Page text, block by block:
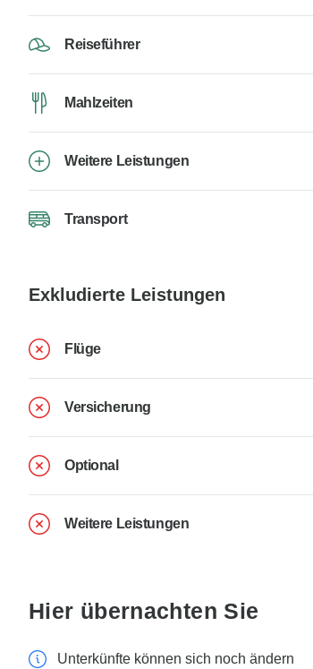
Reiseführer
Mahlzeiten
Weitere Leistungen
Transport
Exkludierte Leistungen
Flüge
Versicherung
Optional
Weitere Leistungen
Hier übernachten Sie
Unterkünfte können sich noch ändern